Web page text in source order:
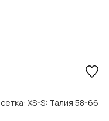
XS-S: Талия 58-66